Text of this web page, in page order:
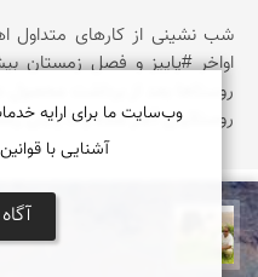
شب نشینی از کارهای متداول
اواخر #پاییز و فصل زمستان
روستاها بعد از برداشت محصول
روستائیان آغاز شده و تا پایان
وب‌سایت ما برای ارایه
آشنایی با